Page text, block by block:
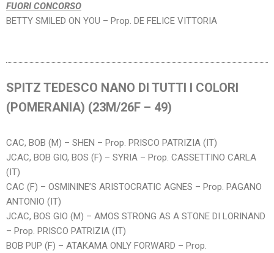
FUORI CONCORSO
BETTY SMILED ON YOU – Prop. DE FELICE VITTORIA
SPITZ TEDESCO NANO DI TUTTI I COLORI
(POMERANIA) (23M/26F – 49)
CAC, BOB (M) – SHEN – Prop. PRISCO PATRIZIA (IT)
JCAC, BOB GIO, BOS (F) – SYRIA – Prop. CASSETTINO CARLA
(IT)
CAC (F) – OSMININE’S ARISTOCRATIC AGNES – Prop. PAGANO
ANTONIO (IT)
JCAC, BOS GIO (M) – AMOS STRONG AS A STONE DI LORINAND
– Prop. PRISCO PATRIZIA (IT)
BOB PUP (F) – ATAKAMA ONLY FORWARD – Prop.